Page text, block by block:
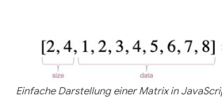
Einfache Darstellung einer Matrix in